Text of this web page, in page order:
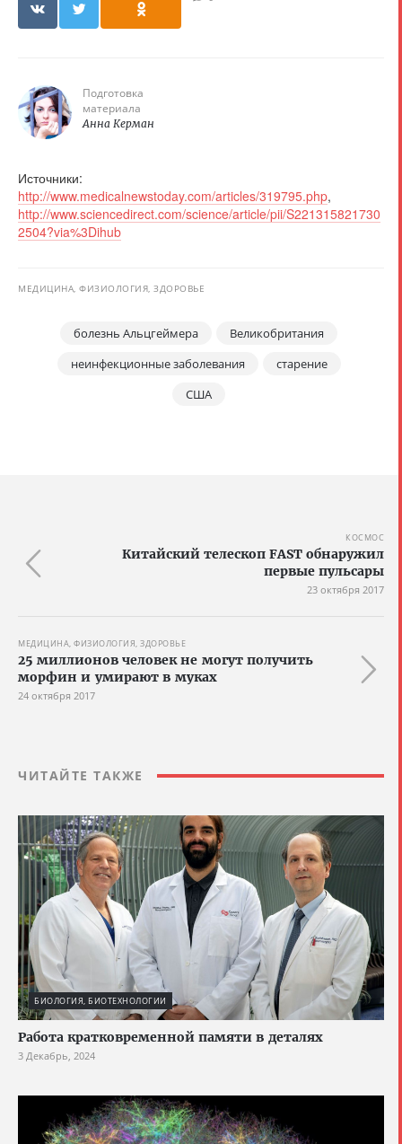
Подготовка
материала
Анна Керман
Источники:
http://www.medicalnewstoday.com/articles/319795.php,
http://www.sciencedirect.com/science/article/pii/S221315821730
2504?via%3Dihub
МЕДИЦИНА, ФИЗИОЛОГИЯ, ЗДОРОВЬЕ
болезнь Альцгеймера
Великобритания
неинфекционные заболевания
старение
США
КОСМОС
Китайский телескоп FAST обнаружил
первые пульсары
23 октября 2017
МЕДИЦИНА, ФИЗИОЛОГИЯ, ЗДОРОВЬЕ
25 миллионов человек не могут получить
морфин и умирают в муках
24 октября 2017
ЧИТАЙТЕ ТАКЖЕ
БИОЛОГИЯ, БИОТЕХНОЛОГИИ
Работа кратковременной памяти в деталях
3 Декабрь, 2024